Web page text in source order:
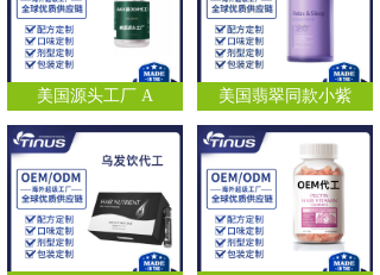
美国源头工厂 A 美国翡翠同款小紫